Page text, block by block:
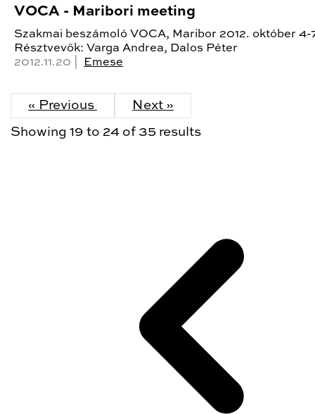
VOCA - Maribori meeting
Szakmai beszámoló VOCA, Maribor 2012. október 4-
Résztvevők: Varga Andrea, Dalos Péter
2012.11.20 |
Emese
« Previous Next »
Showing 19 to 24 of 35 results